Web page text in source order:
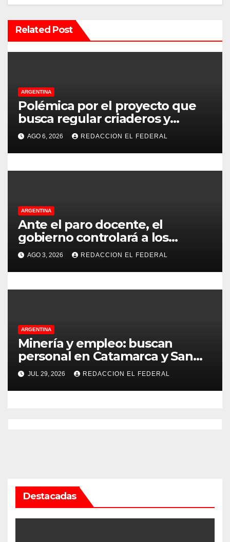
ó
n
d
e
n
t
r
a
a
s
Related Post
ARGENTINA
Polémica por el proyecto que
busca regular criaderos y
refugios de perros y gatos:
denuncian excesos, mientras
proteccionistas reclaman
controles más duros
AGO 6, 2026 REDACCION EL FEDERAL
ARGENTINA
Ante el paro docente, el
gobierno controlará a los
colegios para que cumplan el
75% de cobertura presencial
AGO 3, 2026 REDACCION EL FEDERAL
ARGENTINA
Minería y empleo: buscan
personal en Catamarca y San
Juan para distintos puestos
JUL 29, 2026 REDACCION EL FEDERAL
Destacadas